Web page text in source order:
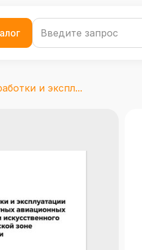
и экспл...